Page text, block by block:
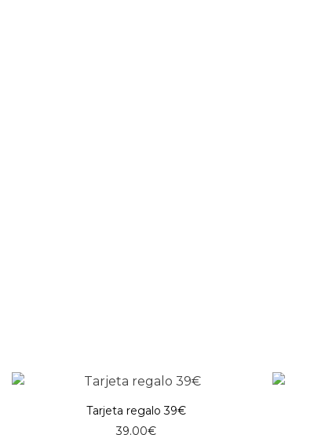
Tarjeta regalo 39€
39.00€